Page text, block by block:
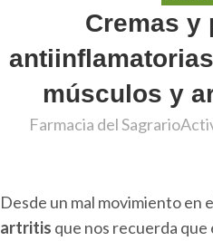
Cremas y
músculos y
Farmacia del Sagrario
Desde un mal movimiento en
artritis que nos recuerda